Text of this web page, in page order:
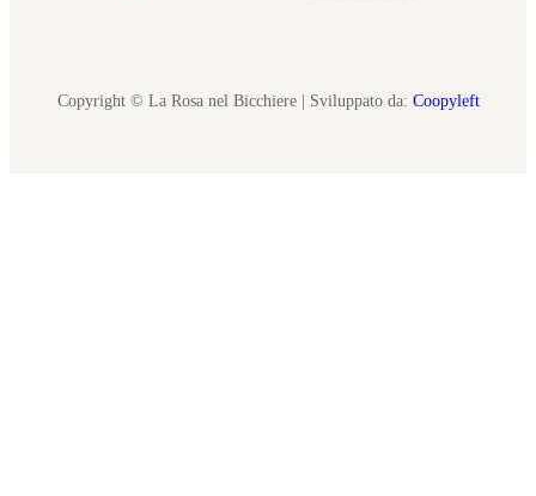
Copyright © La Rosa nel Bicchiere | Sviluppato da: Coopyleft